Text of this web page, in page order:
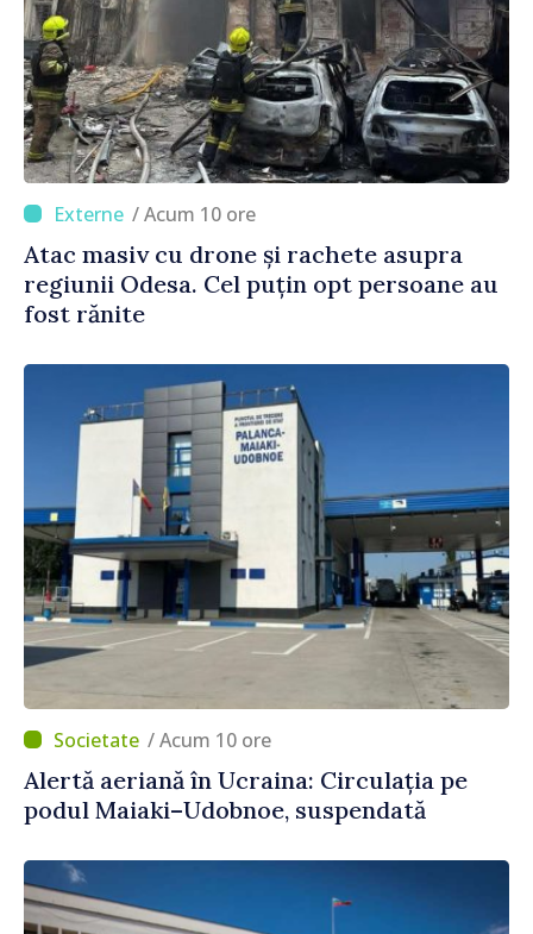
/ Acum 10 ore
Atac masiv cu drone și rachete asupra
regiunii Odesa. Cel puțin opt persoane au
fost rănite
/ Acum 10 ore
Alertă aeriană în Ucraina: Circulația pe
podul Maiaki–Udobnoe, suspendată